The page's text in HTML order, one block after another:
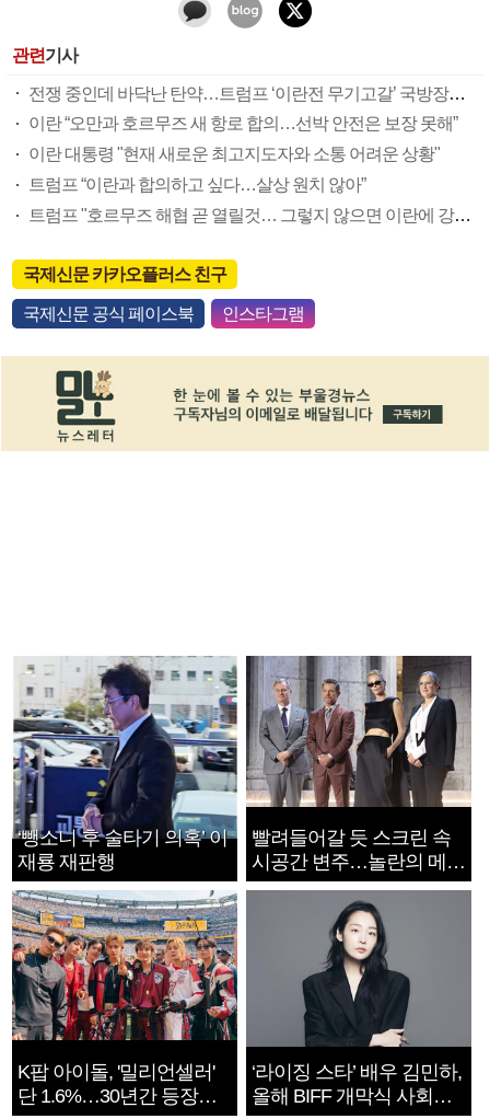
관련기사
전쟁 중인데 바닥난 탄약…트럼프 ‘이란전 무기고갈’ 국방장관 질책
이란 “오만과 호르무즈 새 항로 합의…선박 안전은 보장 못해”
이란 대통령 "현재 새로운 최고지도자와 소통 어려운 상황"
트럼프 “이란과 합의하고 싶다…살상 원치 않아”
트럼프 "호르무즈 해협 곧 열릴것… 그렇지 않으면 이란에 강력 공격"
국제신문 카카오플러스 친구
국제신문 공식 페이스북 인스타그램
‘뺑소니 후 술타기 의혹’ 이
재룡 재판행
빨려들어갈 듯 스크린 속
시공간 변주…놀란의 메시
지는 ‘전쟁 속죄’
K팝 아이돌, '밀리언셀러'
단 1.6%…30년간 등장
‘라이징 스타’ 배우 김민하,
올해 BIFF 개막식 사회자